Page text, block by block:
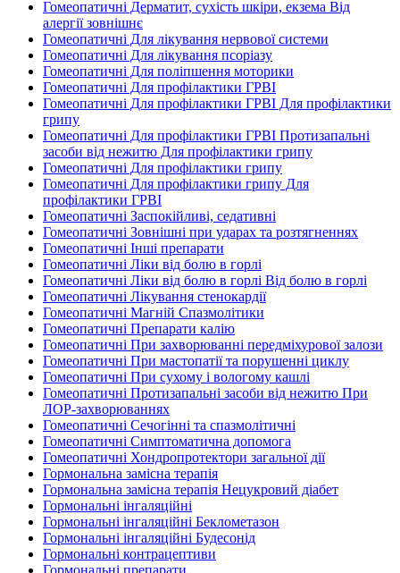
Гомеопатичні Дерматит, сухість шкіри, екзема Від
алергії зовнішнє
Гомеопатичні Для лікування нервової системи
Гомеопатичні Для лікування псоріазу
Гомеопатичні Для поліпшення моторики
Гомеопатичні Для профілактики ГРВІ
Гомеопатичні Для профілактики ГРВІ Для профілактики
грипу
Гомеопатичні Для профілактики ГРВІ Протизапальні
засоби від нежитю Для профілактики грипу
Гомеопатичні Для профілактики грипу
Гомеопатичні Для профілактики грипу Для
профілактики ГРВІ
Гомеопатичні Заспокійливі, седативні
Гомеопатичні Зовнішні при ударах та розтягненнях
Гомеопатичні Інші препарати
Гомеопатичні Ліки від болю в горлі
Гомеопатичні Ліки від болю в горлі Від болю в горлі
Гомеопатичні Лікування стенокардії
Гомеопатичні Магній Спазмолітики
Гомеопатичні Препарати калію
Гомеопатичні При захворюванні передміхурової залози
Гомеопатичні При мастопатії та порушенні циклу
Гомеопатичні При сухому і вологому кашлі
Гомеопатичні Протизапальні засоби від нежитю При
ЛОР-захворюваннях
Гомеопатичні Сечогінні та спазмолітичні
Гомеопатичні Симптоматична допомога
Гомеопатичні Хондропротектори загальної дії
Гормональна замісна терапія
Гормональна замісна терапія Нецукровий діабет
Гормональні інгаляційні
Гормональні інгаляційні Беклометазон
Гормональні інгаляційні Будесонід
Гормональні контрацептиви
Гормональні препарати